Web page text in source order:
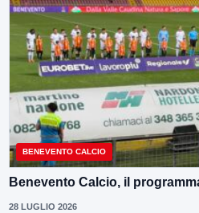
BENEVENTO CALCIO
Benevento Calcio, il
28 LUGLIO 2026